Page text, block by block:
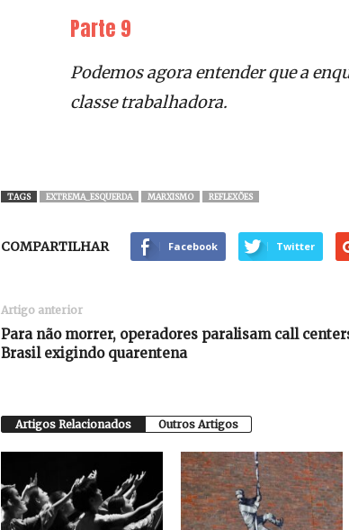
Parte 9
Podemos agora entender que a
classe trabalhadora.
TAGS EXTREMA_ESQUERDA MARXISMO REFLEXÕES
COMPARTILHAR Facebook Twitter
Artigo anterior
Para não morrer, operadores paralisam call
Brasil exigindo quarentena
Artigos Relacionados Outros Artigos